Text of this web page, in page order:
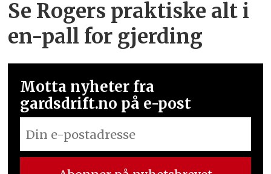
Se Rogers praktiske alt i
en-pall for gjerding
Motta nyheter fra
gardsdrift.no på e-post